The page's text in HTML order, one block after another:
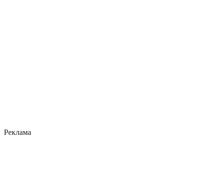
Реклама